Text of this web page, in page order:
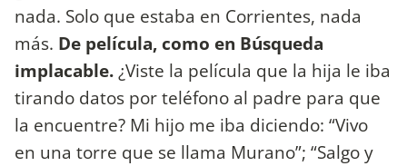
nada. Solo que estaba en Corrientes, nada
más. De película, como en Búsqueda
implacable.¿Viste la película que la hija le iba
tirando datos por teléfono al padre para que
la encuentre? Mi hijo me iba diciendo: “Vivo
en una torre que se llama Murano”; “Salgo y